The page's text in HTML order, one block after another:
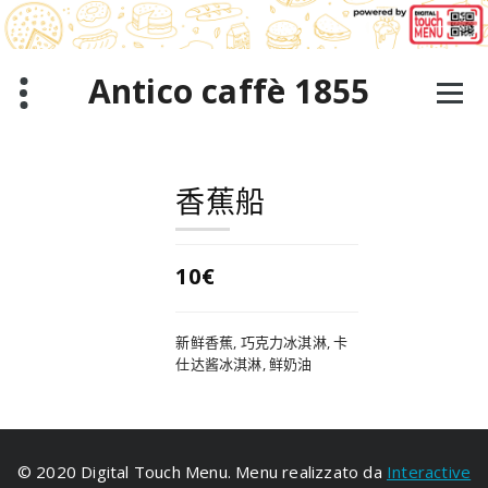
跳
至
正
Antico caffè 1855
香蕉船
10€
新鲜香蕉, 巧克力冰淇淋, 卡
仕达酱冰淇淋, 鲜奶油
© 2020 Digital Touch Menu. Menu realizzato da Interactive